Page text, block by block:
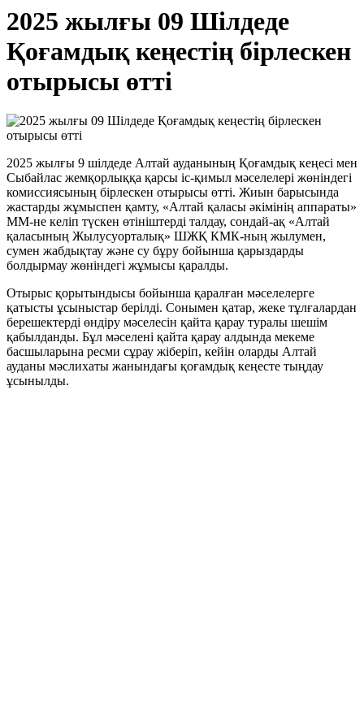
2025 жылғы 09 Шілдеде
Қоғамдық кеңестің бірлескен
отырысы өтті
2025 жылғы 9 шілдеде Алтай ауданының Қоғамдық кеңесі мен
Сыбайлас жемқорлыққа қарсы іс-қимыл мәселелері жөніндегі
комиссиясының бірлескен отырысы өтті. Жиын барысында
жастарды жұмыспен қамту, «Алтай қаласы әкімінің аппараты»
ММ-не келіп түскен өтініштерді талдау, сондай-ақ «Алтай
қаласының Жылусуорталық» ШЖҚ КМК-ның жылумен,
сумен жабдықтау және су бұру бойынша қарыздарды
болдырмау жөніндегі жұмысы қаралды.
Отырыс қорытындысы бойынша қаралған мәселелерге
қатысты ұсыныстар берілді. Сонымен қатар, жеке тұлғалардан
берешектерді өндіру мәселесін қайта қарау туралы шешім
қабылданды. Бұл мәселені қайта қарау алдында мекеме
басшыларына ресми сұрау жіберіп, кейін оларды Алтай
ауданы мәслихаты жанындағы қоғамдық кеңесте тыңдау
ұсынылды.